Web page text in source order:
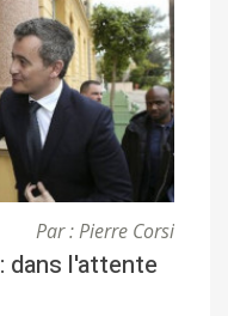
Par : Pierre Corsi
dans l'attente